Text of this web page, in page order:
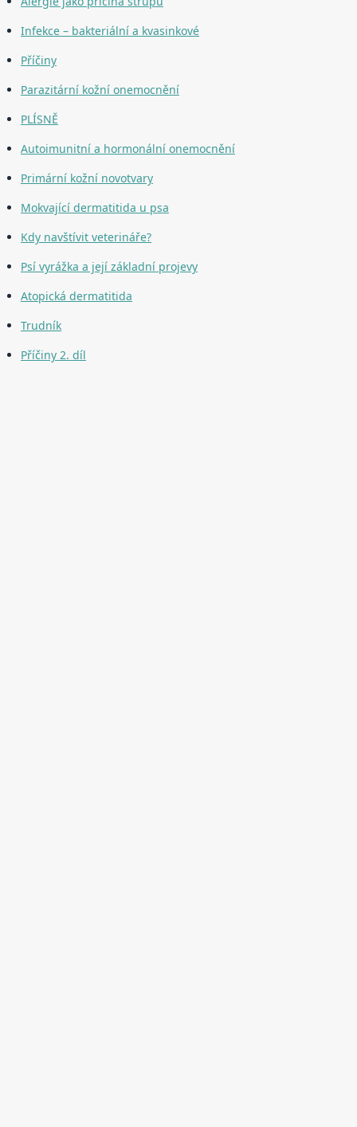
Infekce – bakteriální a kvasinkové
Příčiny
Parazitární kožní onemocnění
PLÍSNĚ
Autoimunitní a hormonální onemocnění
Primární kožní novotvary
Mokvající dermatitida u psa
Kdy navštívit veterináře?
Psí vyrážka a její základní projevy
Atopická dermatitida
Trudník
Příčiny 2. díl